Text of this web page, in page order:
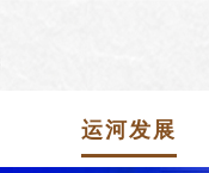
运河发展